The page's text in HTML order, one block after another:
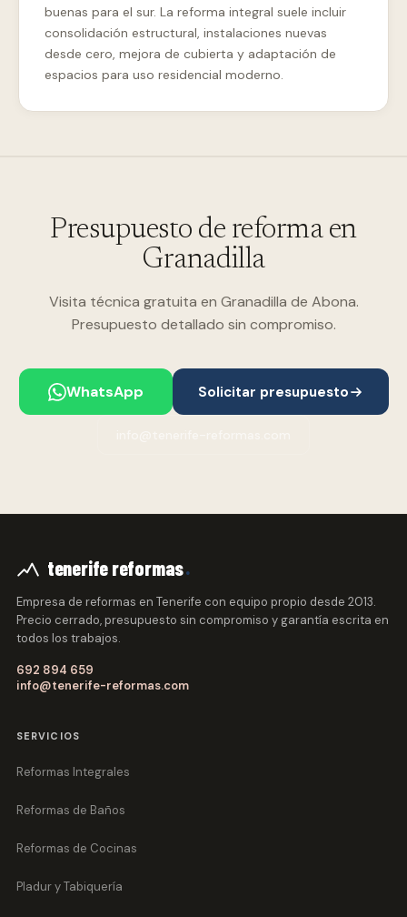
buenas para el sur. La reforma integral suele incluir
consolidación estructural, instalaciones nuevas
desde cero, mejora de cubierta y adaptación de
espacios para uso residencial moderno.
Presupuesto de reforma en
Granadilla
Visita técnica gratuita en Granadilla de Abona.
Presupuesto detallado sin compromiso.
WhatsApp Solicitar presupuesto
tenerife reformas.
Empresa de reformas en Tenerife con equipo propio desde 2013.
Precio cerrado, presupuesto sin compromiso y garantía escrita en
todos los trabajos.
692 894 659
info@tenerife-reformas.com
SERVICIOS
Reformas Integrales
Reformas de Baños
Reformas de Cocinas
Pladur y Tabiquería